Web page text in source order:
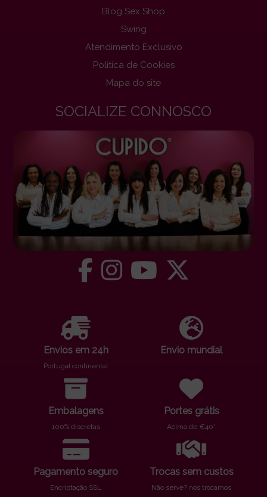
Blog Sex Shop
Swing
Atendimento Exclusivo
Politica de Cookies
Mapa do site
SOCIALIZE CONNOSCO
Envios em 24h
Portugal continental
Envio mundial
Embalagens
100% discretas
Portes grátis
Acima de €40*
Pagamento seguro
Encriptação SSL
Trocas sem custos
Não serve? nós trocamos